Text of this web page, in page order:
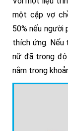
một cặp vợ
50% nếu
thích ứng. Nếu
nữ đã trong
nằm trong